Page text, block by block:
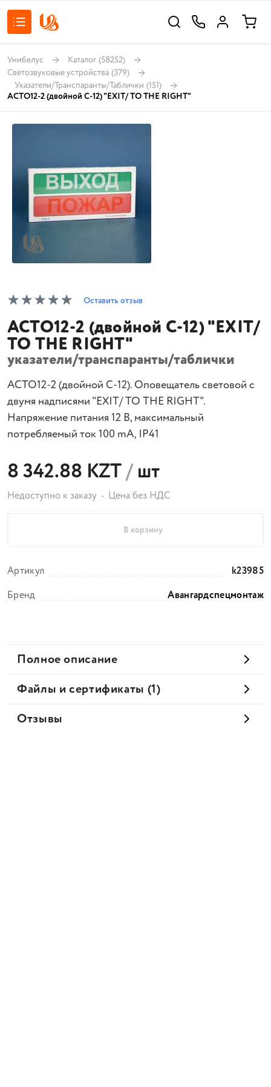
Унибелус Каталог (58252)
Светозвуковые устройства (379)
Указатели/Транспаранты/Таблички (151)
АСТО12-2 (двойной С-12) "EXIT/ TO THE RIGHT"
Оставить отзыв
АСТО12-2 (двойной С-12) "EXIT/
TO THE RIGHT"
указатели/транспаранты/таблички
АСТО12-2 (двойной С-12). Оповещатель световой с
двумя надписями "EXIT/ TO THE RIGHT".
Напряжение питания 12 B, максимальный
потребляемый ток 100 mA, IP41
8 342.88 KZT/шт
Недоступно к заказу Цена без НДС
В корзину
Артикул
k23985
Бренд
Авангардспецмонтаж
Полное описание
Файлы и сертификаты (1)
Отзывы